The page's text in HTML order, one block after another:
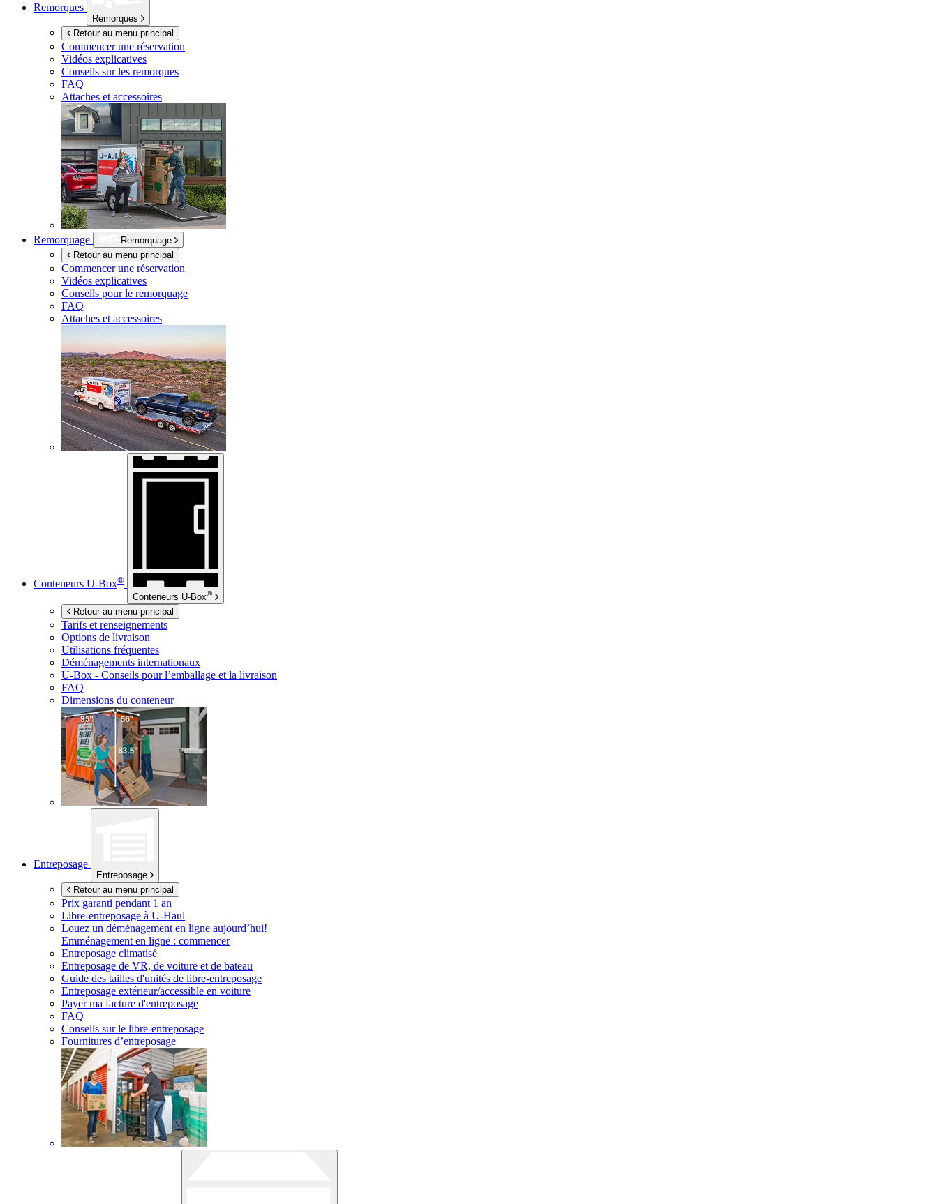
Remorques
Remorques
Retour au menu principal
Commencer une réservation
Vidéos explicatives
Conseils sur les remorques
FAQ
Attaches et accessoires
Remorquage
Remorquage
Retour au menu principal
Commencer une réservation
Vidéos explicatives
Conseils pour le remorquage
FAQ
Attaches et accessoires
Conteneurs U-Box®
Conteneurs U-Box®
Retour au menu principal
Tarifs et renseignements
Options de livraison
Utilisations fréquentes
Déménagements internationaux
U-Box - Conseils pour l’emballage et la livraison
FAQ
Dimensions du conteneur
Entreposage
Entreposage
Retour au menu principal
Prix garanti pendant 1 an
Libre-entreposage à U-Haul
Louez un déménagement en ligne aujourd’hui!
Emménagement en ligne : commencer
Entreposage climatisé
Entreposage de VR, de voiture et de bateau
Guide des tailles d'unités de libre-entreposage
Entreposage extérieur/accessible en voiture
Payer ma facture d'entreposage
FAQ
Conseils sur le libre-entreposage
Fournitures d’entreposage